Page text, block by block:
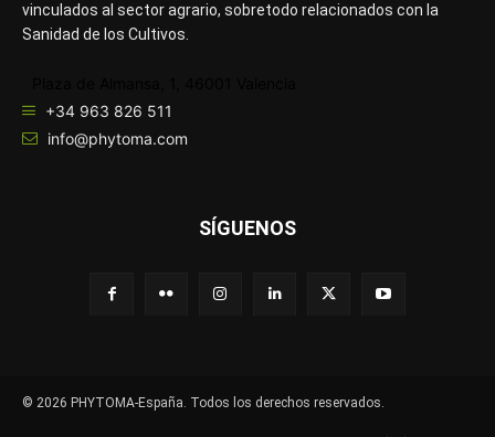
vinculados al sector agrario, sobretodo relacionados con la
Sanidad de los Cultivos.
+34 963 826 511
info@phytoma.com
SÍGUENOS
© 2026 PHYTOMA-España. Todos los derechos reservados.